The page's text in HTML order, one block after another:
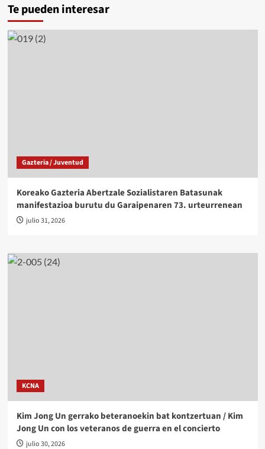
Te pueden interesar
Gazteria / Juventud
Koreako Gazteria Abertzale Sozialistaren Batasunak
manifestazioa burutu du Garaipenaren 73. urteurrenean
julio 31, 2026
KCNA
Kim Jong Un gerrako beteranoekin bat kontzertuan / Kim
Jong Un con los veteranos de guerra en el concierto
julio 30, 2026